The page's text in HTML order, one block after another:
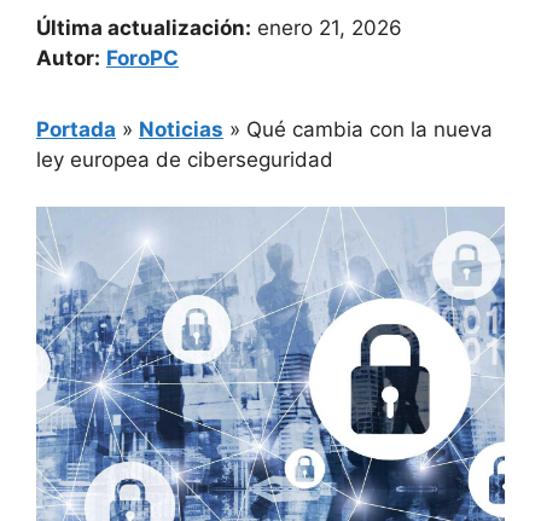
Última actualización: enero 21, 2026
Autor: ForoPC
Portada » Noticias » Qué cambia con la nueva
ley europea de ciberseguridad